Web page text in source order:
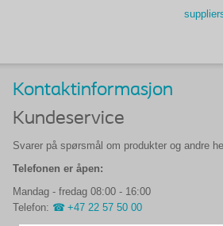
Kontaktinformasjon
Kundeservice
Svarer på spørsmål om produkter og andre
Telefonen er åpen:
Mandag - fredag 08:00 - 16:00
Telefon:
+47 22 57 50 00